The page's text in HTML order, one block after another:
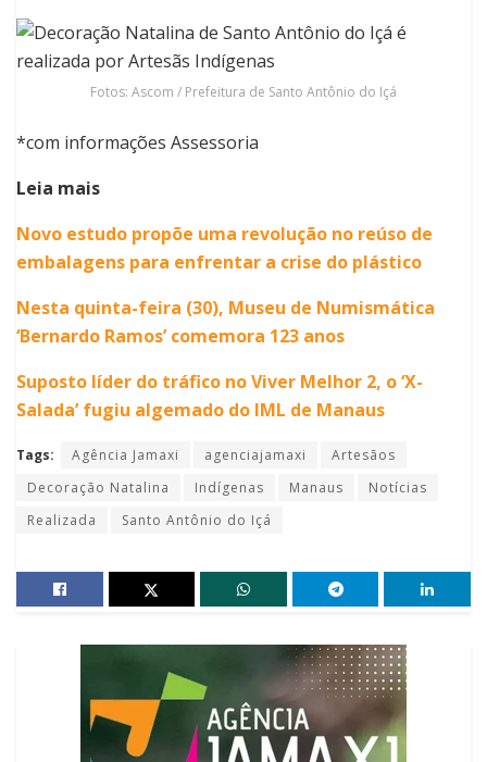
Fotos: Ascom / Prefeitura de Santo Antônio do Içá
*com informações Assessoria
Leia mais
Novo estudo propõe uma revolução no reúso de
embalagens para enfrentar a crise do plástico
Nesta quinta-feira (30), Museu de Numismática
‘Bernardo Ramos’ comemora 123 anos
Suposto líder do tráfico no Viver Melhor 2, o ‘X-
Salada’ fugiu algemado do IML de Manaus
Tags: Agência Jamaxi agenciajamaxi
Artesãos
Decoração Natalina
Indígenas Manaus
Notícias
Realizada
Santo Antônio do Içá